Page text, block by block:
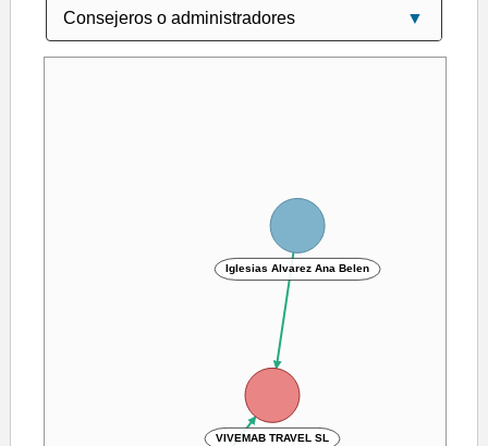
VIVEMAB TRAVEL SL
Iglesias Alvarez Ana Belen